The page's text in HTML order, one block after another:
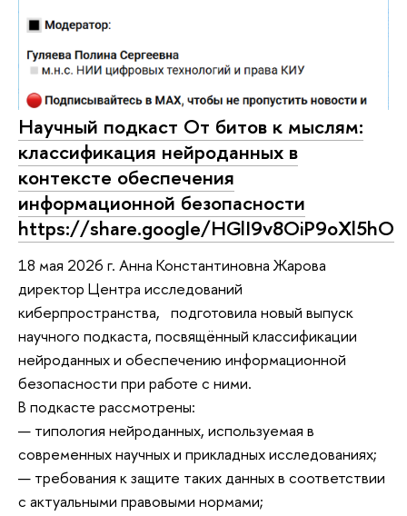
Научный подкаст От битов к мыслям:
классификация нейроданных в
контексте обеспечения
информационной безопасности
https://share.google/HGlI9v8OiP9oXl5hO
18 мая 2026 г. Анна Константиновна Жарова
директор Центра исследований
киберпространства, подготовила новый выпуск
научного подкаста, посвящённый классификации
нейроданных и обеспечению информационной
безопасности при работе с ними.
В подкасте рассмотрены:
— типология нейроданных, используемая в
современных научных и прикладных исследованиях;
— требования к защите таких данных в соответствии
с актуальными правовыми нормами;